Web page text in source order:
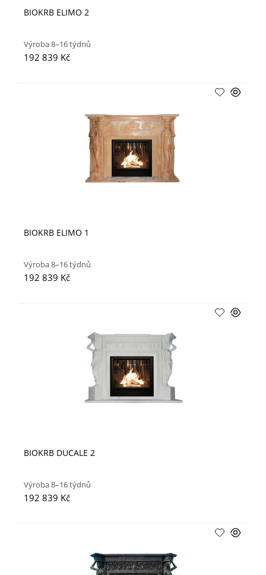
BIOKRB ELIMO 2
Výroba 8–16 týdnů
192 839 Kč
BIOKRB ELIMO 1
Výroba 8–16 týdnů
192 839 Kč
BIOKRB DUCALE 2
Výroba 8–16 týdnů
192 839 Kč